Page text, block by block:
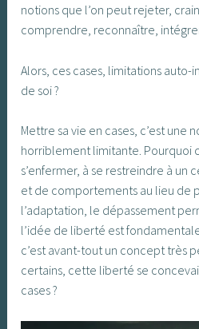
notions que l’on peut rejeter,
comprendre, reconnaître,
Alors, ces cases, limitations
de soi ?
Mettre sa vie en cases, c’est une
horriblement limitante. Pourquoi
s’enfermer, à se restreindre à un
et de comportements au lieu de
l’adaptation, le dépassement
l’idée de liberté est
c’est avant-tout un concept très
certains, cette liberté se
cases ?